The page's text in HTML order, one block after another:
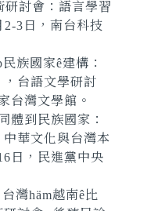
研討會：語言學習
3日，南台科技
族國家ê建構：
台語文學研討
台灣文學館。
體到民族國家：
華文化與台灣本
日，民進黨中央
灣häm越南ê比